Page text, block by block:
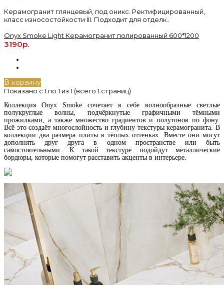
Керамогранит глянцевый, под оникс. Ректифицированный,
класс износостойкости III. Подходит для отделк..
Onyx Smoke Light Керамогранит полированный 600*1200
3190р.
В корзину
Показано с 1 по 1 из 1 (всего 1 страниц)
Коллекция Onyx Smoke сочетает в себе волнообразные светлые
полукруглые волны, подчёркнутые графичными тёмными
прожилками, а также множество градиентов и полутонов по фону.
Всё это создаёт многослойность и глубину текстуры керамогранита. В
коллекции два размера плиты в тёплых оттенках. Вместе они могут
дополнять друг друга в одном пространстве или быть
самостоятельными. К такой текстуре подойдут металлические
бордюры, которые помогут расставить акценты в интерьере.